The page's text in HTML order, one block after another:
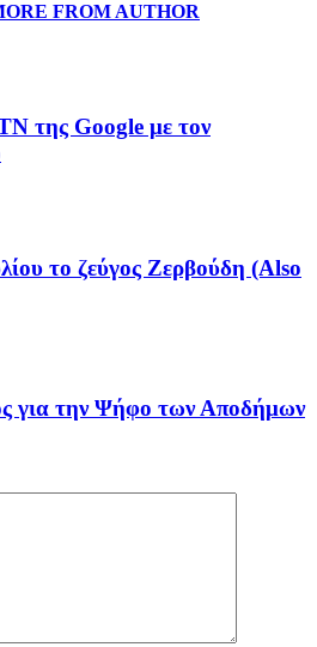
FROM AUTHOR
της Google με τον
το ζεύγος Ζερβούδη (Also
για την Ψήφο των Αποδήμων